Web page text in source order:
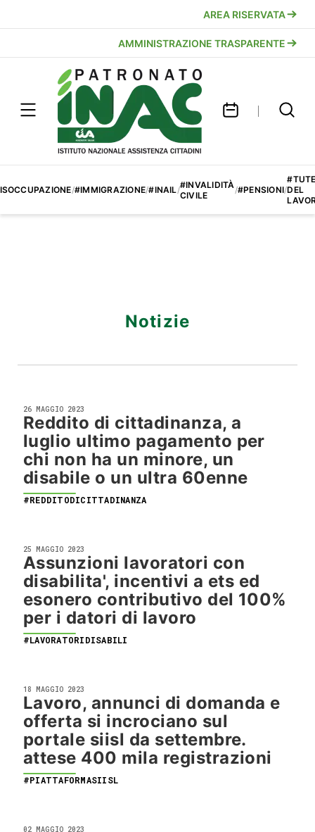
AREA RISERVATA
AMMINISTRAZIONE TRASPARENTE
/#IMMIGRAZIONE/#INAIL/#INVALIDITÀ
CIVILE
/#PENSIONI/DEL
Notizie
26 MAGGIO 2023
Reddito di cittadinanza, a
luglio ultimo pagamento per
chi non ha un minore, un
disabile o un ultra 60enne
#REDDITODICITTADINANZA
25 MAGGIO 2023
Assunzioni lavoratori con
disabilita', incentivi a ets ed
esonero contributivo del 100%
per i datori di lavoro
#LAVORATORIDISABILI
18 MAGGIO 2023
Lavoro, annunci di domanda e
offerta si incrociano sul
portale siisl da settembre.
attese 400 mila registrazioni
#PIATTAFORMASIISL
02 MAGGIO 2023